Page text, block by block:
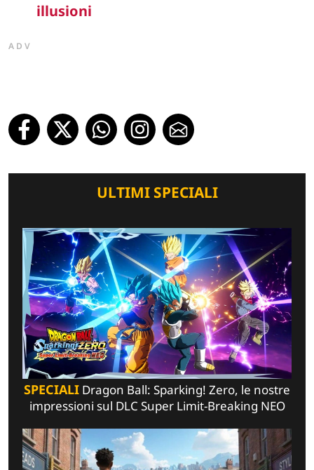
illusioni
ADV
ULTIMI SPECIALI
SPECIALI Dragon Ball: Sparking! Zero, le nostre
impressioni sul DLC Super Limit-Breaking NEO